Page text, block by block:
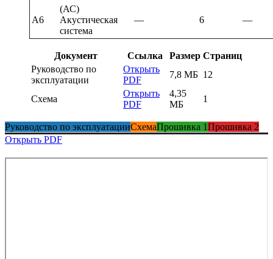
А6
(АС)
Акустическая
система
— 6 —
Документ Ссылка Размер Страниц
Руководство по
эксплуатации
Открыть
PDF
7,8 МБ 12
Схема
Открыть
PDF
4,35
МБ
1
Руководство по эксплуатацииСхемаПрошивка 1Прошивка 2
Открыть PDF